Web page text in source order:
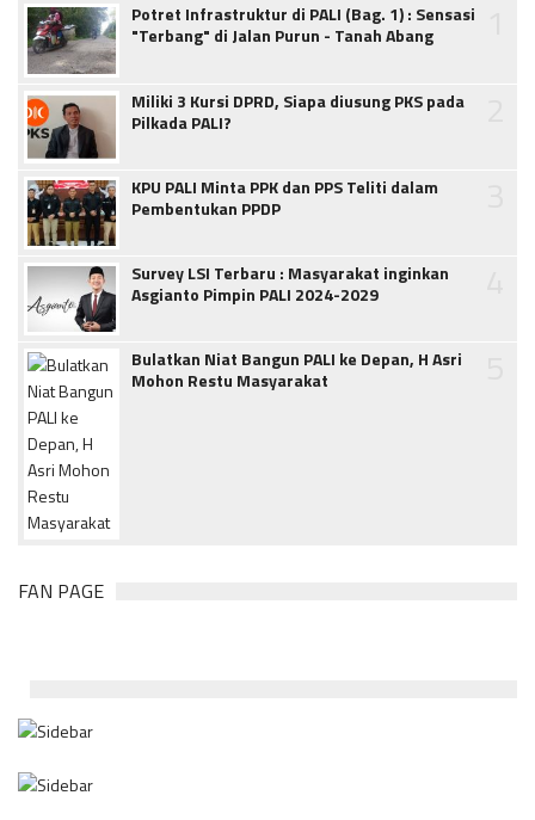
Potret Infrastruktur di PALI (Bag. 1) : Sensasi
"Terbang" di Jalan Purun - Tanah Abang
Miliki 3 Kursi DPRD, Siapa diusung PKS pada
Pilkada PALI?
KPU PALI Minta PPK dan PPS Teliti dalam
Pembentukan PPDP
Survey LSI Terbaru : Masyarakat inginkan
Asgianto Pimpin PALI 2024-2029
Bulatkan Niat Bangun PALI ke Depan, H Asri
Mohon Restu Masyarakat
FAN PAGE